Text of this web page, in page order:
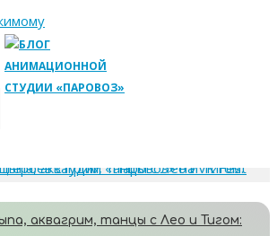
аквагрим, танцы с Лео и Тигом: